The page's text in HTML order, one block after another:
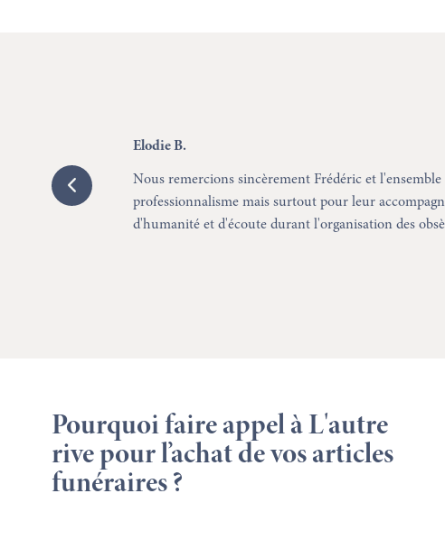
Frédéric et l'ensemble de son équipe pour leur
surtout pour leur accompagnement empli
durant l'organisation des obsèques de n[...]
Pourquoi faire appel à L'autre
rive pour l’achat de vos articles
funéraires ?